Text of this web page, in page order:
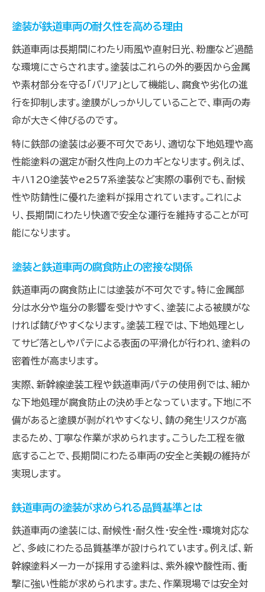
適切な塗装手順で美観と耐久性を保つ方法
塗装の剥がれ防止に欠かせない工程管理
錆と腐食を防ぐ鉄道塗装メンテナンス手法
鉄道車両の塗装で錆を防ぐメンテナンス法
塗装の定期点検で腐食を未然に防ぐ秘訣
塗装と錆止めの最新メンテナンス技術
塗装メンテナンスで美観と耐久性を維持
鉄部塗装の必要性と正しいケア方法
電車塗装費用の考え方と効率アップ術
塗装費用の内訳とコスト効率化の工夫
塗装費用と仕上がり品質のバランス術
塗装方法の工夫で無駄な費用を削減
塗装が鉄道車両の耐久性を高める理由
鉄道車両は長期間にわたり雨風や直射日光、粉塵など過酷
な環境にさらされます。塗装はこれらの外的要因から金属
や素材部分を守る「バリア」として機能し、腐食や劣化の進
行を抑制します。塗膜がしっかりしていることで、車両の寿
命が大きく伸びるのです。
特に鉄部の塗装は必要不可欠であり、適切な下地処理や高
性能塗料の選定が耐久性向上のカギとなります。例えば、
キハ120塗装やe257系塗装など実際の事例でも、耐候
性や防錆性に優れた塗料が採用されています。これによ
り、長期間にわたり快適で安全な運行を維持することが可
能になります。
塗装と鉄道車両の腐食防止の密接な関係
鉄道車両の腐食防止には塗装が不可欠です。特に金属部
分は水分や塩分の影響を受けやすく、塗装による被膜がな
ければ錆びやすくなります。塗装工程では、下地処理とし
てサビ落としやパテによる表面の平滑化が行われ、塗料の
密着性が高まります。
実際、新幹線塗装工程や鉄道車両パテの使用例では、細か
な下地処理が腐食防止の決め手となっています。下地に不
備があると塗膜が剥がれやすくなり、錆の発生リスクが高
まるため、丁寧な作業が求められます。こうした工程を徹
底することで、長期間にわたる車両の安全と美観の維持が
実現します。
鉄道車両の塗装が求められる品質基準とは
鉄道車両の塗装には、耐候性・耐久性・安全性・環境対応な
ど、多岐にわたる品質基準が設けられています。例えば、新
幹線塗料メーカーが採用する塗料は、紫外線や酸性雨、衝
撃に強い性能が求められます。また、作業現場では安全対